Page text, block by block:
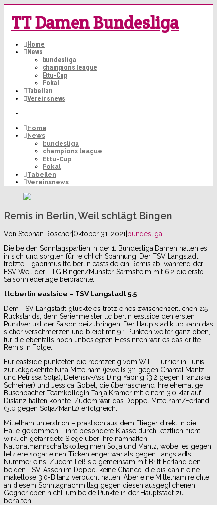
TT Damen Bundesliga
Home
News
bundesliga
champions league
Ettu-Cup
Pokal
Tabellen
Vereinsnews
Home
News
bundesliga
champions league
Ettu-Cup
Pokal
Tabellen
Vereinsnews
Remis in Berlin, Weil schlägt Bingen
Von Stephan Roscher|Oktober 31, 2021|bundesliga
Die beiden Sonntagspartien in der 1. Bundesliga Damen hatten es
in sich und sorgten für reichlich Spannung. Der TSV Langstadt
trotzte Ligaprimus ttc berlin eastside ein Remis ab, während der
ESV Weil der TTG Bingen/Münster-Sarmsheim mit 6:2 die erste
Saisonniederlage beibrachte.
ttc berlin eastside – TSV Langstadt 5:5
Dem TSV Langstadt glückte es trotz eines zwischenzeitlichen 2:5-
Rückstands, dem Serienmeister ttc berlin eastside den ersten
Punktverlust der Saison beizubringen. Der Hauptstadtklub kann das
sicher verschmerzen und bleibt mit 9:1 Punkten weiter ganz oben,
für die ebenfalls noch unbesiegten Hessinnen war es das dritte
Remis in Folge.
Für eastside punkteten die rechtzeitig vom WTT-Turnier in Tunis
zurückgekehrte Nina Mittelham (jeweils 3:1 gegen Chantal Mantz
und Petrissa Solja), Defensiv-Ass Ding Yaping (3:2 gegen Franziska
Schreiner) und Jessica Göbel, die überraschend ihre ehemalige
Busenbacher Teamkollegin Tanja Krämer mit einem 3:0 klar auf
Distanz halten konnte. Zudem war das Doppel Mittelham/Eerland
(3:0 gegen Solja/Mantz) erfolgreich.
Mittelham unterstrich – praktisch aus dem Flieger direkt in die
Halle gekommen – ihre besondere Klasse durch letztlich nicht
wirklich gefährdete Siege über ihre namhaften
Nationalmannschaftskolleginnen Solja und Mantz, wobei es gegen
letztere sogar einen Ticken enger war als gegen Langstadts
Nummer eins. Zudem ließ sie gemeinsam mit Britt Eerland den
beiden TSV-Assen im Doppel keine Chance, die bis dahin eine
makellose 3:0-Bilanz verbucht hatten. Aber eine Mittelham reichte
an diesem Sonntagnachmittag gegen diesen ausgeglichenen
Gegner eben nicht, um beide Punkte in der Hauptstadt zu
behalten.